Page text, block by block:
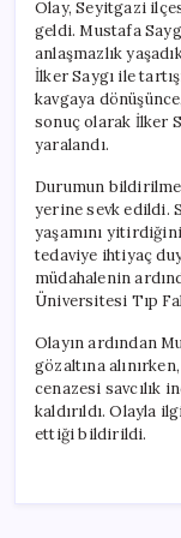
Olay, Seyitgazi
geldi. Mustafa
anlaşmazlık
İlker Saygı ile
kavgaya
sonuç olarak İlker
yaralandı.
Durumun
yerine sevk edildi.
yaşamını
tedaviye ihtiyaç
müdahalenin
Üniversitesi Tıp
Olayın ardından
gözaltına
cenazesi savcılık
kaldırıldı. Olayla
ettiği bildirildi.